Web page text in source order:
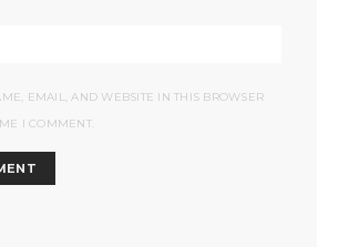
EMAIL, AND WEBSITE IN THIS BROWSER
I COMMENT.